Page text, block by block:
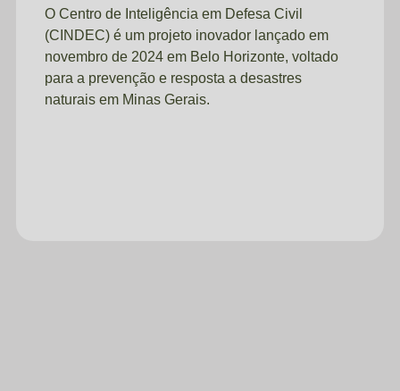
O Centro de Inteligência em Defesa Civil
(CINDEC) é um projeto inovador lançado em
novembro de 2024 em Belo Horizonte, voltado
para a prevenção e resposta a desastres
naturais em Minas Gerais.